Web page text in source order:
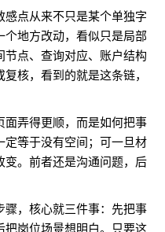
点从来不只是某个单独字
地方改动，看似只是局部
点、查询对应、账户结构
核，看到的就是这条链，
弄得更顺，而是如何把事
等于没有空间；可一旦材
。前者还是沟通问题，后
，核心就三件事：先把事
岗位场景想明白。只要这